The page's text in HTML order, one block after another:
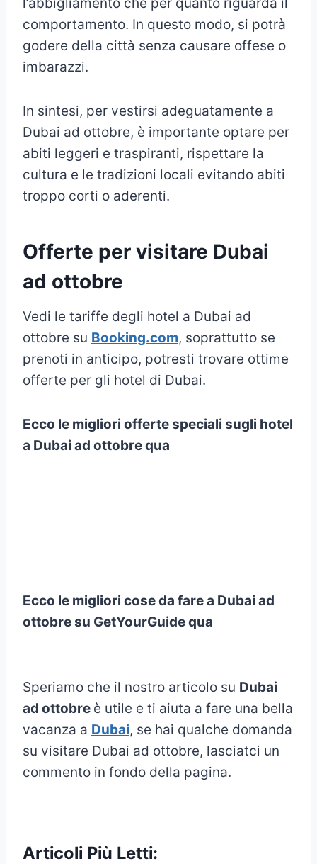
comportamento. In questo modo, si potrà
godere della città senza causare offese o
imbarazzi.
In sintesi, per vestirsi adeguatamente a
Dubai ad ottobre, è importante optare per
abiti leggeri e traspiranti, rispettare la
cultura e le tradizioni locali evitando abiti
troppo corti o aderenti.
Offerte per visitare Dubai
ad ottobre
Vedi le tariffe degli hotel a Dubai ad
ottobre su Booking.com, soprattutto se
prenoti in anticipo, potresti trovare ottime
offerte per gli hotel di Dubai.
Ecco le migliori offerte speciali sugli hotel
a Dubai ad ottobre qua
Ecco le migliori cose da fare a Dubai ad
ottobre su GetYourGuide qua
Speriamo che il nostro articolo su Dubai
ad ottobre è utile e ti aiuta a fare una bella
vacanza a Dubai, se hai qualche domanda
su visitare Dubai ad ottobre, lasciatci un
commento in fondo della pagina.
Articoli Più Letti: